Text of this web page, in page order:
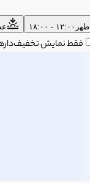
ظهر ۱۲:۰۰ - ۱۸:۰۰
فقط نمایش